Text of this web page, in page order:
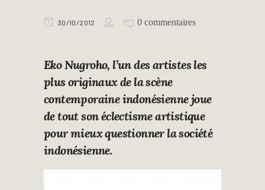
30/10/2012 0 commentaires
Eko Nugroho, l’un des artistes les
plus originaux de la scène
contemporaine indonésienne joue
de tout son éclectisme artistique
pour mieux questionner la société
indonésienne.